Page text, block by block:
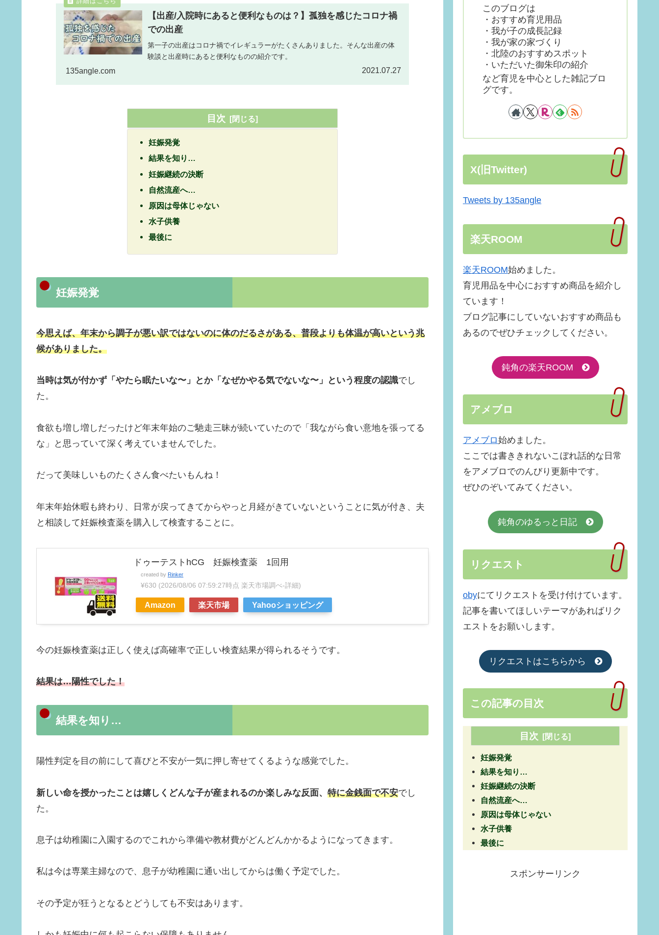
【出産/入院時にあると便利なものは？】孤独を感じたコロナ禍
での出産
第一子の出産はコロナ禍でイレギュラーがたくさんありました。そんな出産の体
験談と出産時にあると便利なものの紹介です。
135angle.com 2021.07.27
目次
妊娠発覚
結果を知り…
妊娠継続の決断
自然流産へ…
原因は母体じゃない
水子供養
最後に
妊娠発覚
今思えば、年末から調子が悪い訳ではないのに体のだるさがある、普段よりも体温が高いという兆
候がありました。
当時は気が付かず「やたら眠たいな〜」とか「なぜかやる気でないな〜」という程度の認識でし
た。
食欲も増し増しだったけど年末年始のご馳走三昧が続いていたので「我ながら食い意地を張ってる
な」と思っていて深く考えていませんでした。
だって美味しいものたくさん食べたいもんね！
年末年始休暇も終わり、日常が戻ってきてからやっと月経がきていないということに気が付き、夫
と相談して妊娠検査薬を購入して検査することに。
ドゥーテストhCG 妊娠検査薬 1回用
created by Rinker
¥630 (2026/08/06 07:59:27時点 楽天市場調べ-詳細)
Amazon 楽天市場 Yahooショッピング
今の妊娠検査薬は正しく使えば高確率で正しい検査結果が得られるそうです。
結果は…陽性でした！
結果を知り…
陽性判定を目の前にして喜びと不安が一気に押し寄せてくるような感覚でした。
新しい命を授かったことは嬉しくどんな子が産まれるのか楽しみな反面、 特に金銭面で不安でし
た。
息子は幼稚園に入園するのでこれから準備や教材費がどんどんかかるようになってきます。
私は今は専業主婦なので、息子が幼稚園に通い出してからは働く予定でした。
その予定が狂うとなるとどうしても不安はあります。
このブログは
・おすすめ育児用品
・我が子の成長記録
・我が家の家づくり
・北陸のおすすめスポット
・いただいた御朱印の紹介
など育児を中心とした雑記ブロ
グです。
X(旧Twitter)
Tweets by 135angle
楽天ROOM
楽天ROOM始めました。
育児用品を中心におすすめ商品を紹介し
ています！
ブログ記事にしていないおすすめ商品も
あるのでぜひチェックしてください。
鈍角の楽天ROOM
アメブロ
アメブロ始めました。
ここでは書ききれないこぼれ話的な日常
をアメブロでのんびり更新中です。
ぜひのぞいてみてください。
鈍角のゆるっと日記
リクエスト
obyにてリクエストを受け付けています。
記事を書いてほしいテーマがあればリク
エストをお願いします。
リクエストはこちらから
この記事の目次
目次
妊娠発覚
結果を知り…
妊娠継続の決断
自然流産へ…
原因は母体じゃない
水子供養
最後に
スポンサーリンク